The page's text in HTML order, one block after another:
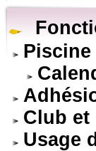
Piscine
Club et
Usage